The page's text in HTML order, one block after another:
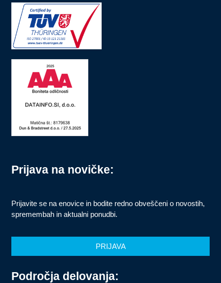
Področja delovanja:
Prijava na novičke:
Prijavite se na enovice in bodite redno obveščeni o novostih,
spremembah in aktualni ponudbi.
PRIJAVA